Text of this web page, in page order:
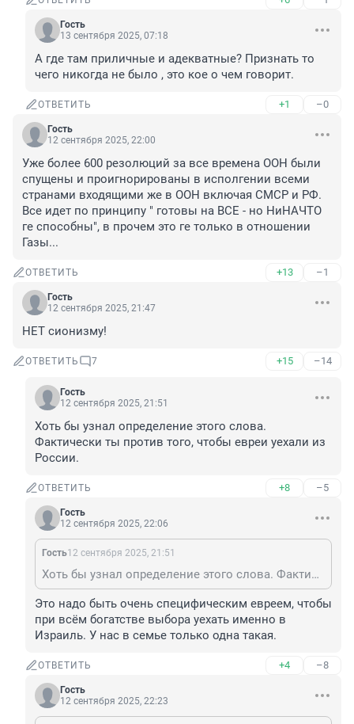
Гость
13 сентября 2025, 07:18
А где там приличные и адекватные? Признать то
чего никогда не было , это кое о чем говорит.
ОТВЕТИТЬ +1 –0
Гость
12 сентября 2025, 22:00
Уже более 600 резолюций за все времена ООН были
спущены и проигнорированы в исполгении всеми
странами входящими же в ООН включая СМСР и РФ.
Все идет по принципу " готовы на ВСЕ - но НиНАЧТО
ге способны", в прочем это ге только в отношении
Газы...
ОТВЕТИТЬ +13 –1
Гость
12 сентября 2025, 21:47
НЕТ сионизму!
ОТВЕТИТЬ 7 +15 –14
Гость
12 сентября 2025, 21:51
Хоть бы узнал определение этого слова.
Фактически ты против того, чтобы евреи уехали из
России.
ОТВЕТИТЬ +8 –5
Гость
12 сентября 2025, 22:06
Гость12 сентября 2025, 21:51
Хоть бы узнал определение этого слова. Фактически ты против того, чтобы евреи уехали из России.
Это надо быть очень специфическим евреем, чтобы
при всём богатстве выбора уехать именно в
Израиль. У нас в семье только одна такая.
ОТВЕТИТЬ +4 –8
Гость
12 сентября 2025, 22:23